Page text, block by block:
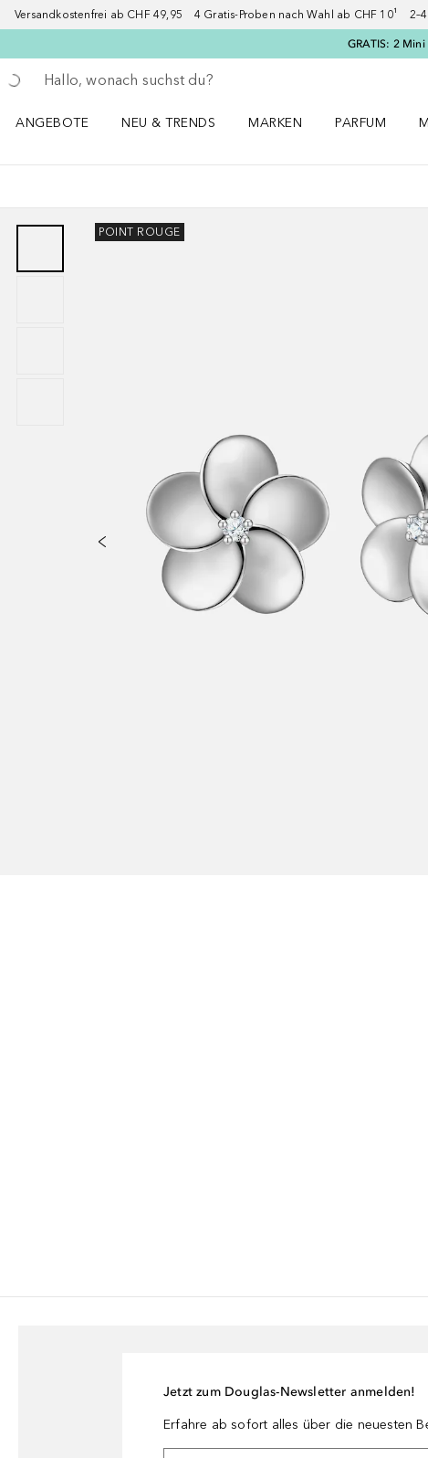
Versandkostenfrei ab CHF 49,95 4 Gratis-Proben nach Wahl ab CHF 10¹
GRATIS: 2
Gehe zurück
Suche ausführen
ANGEBOTE
NEU & TRENDS
MARKEN
PARFUM
POINT ROUGE
Jetzt zum Douglas-Newsletter anmelden!
Erfahre ab sofort alles über die neuesten